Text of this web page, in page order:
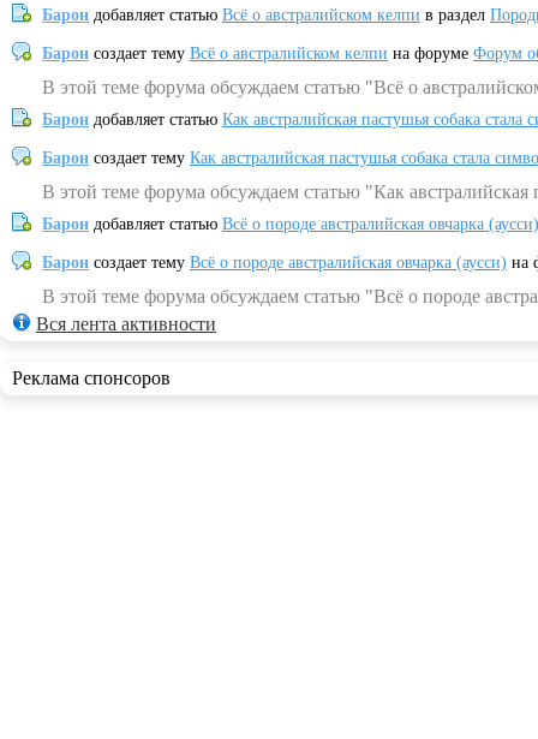
Барон добавляет статью Всё о австралийском келпи в раздел
Барон создает тему Всё о австралийском келпи на форуме Форум
В этой теме форума обсуждаем статью "Всё о
Барон добавляет статью Как австралийская пастушья собака
Барон создает тему Как австралийская пастушья собака стала
В этой теме форума обсуждаем статью "Как
Барон добавляет статью Всё о породе австралийская овчарка (аусси)
Барон создает тему Всё о породе австралийская овчарка (аусси) на
В этой теме форума обсуждаем статью "Всё о породе
Вся лента активности
Реклама спонсоров